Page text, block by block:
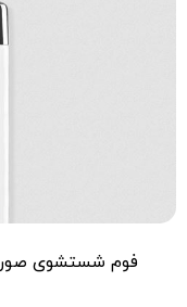
فوم شستشوی